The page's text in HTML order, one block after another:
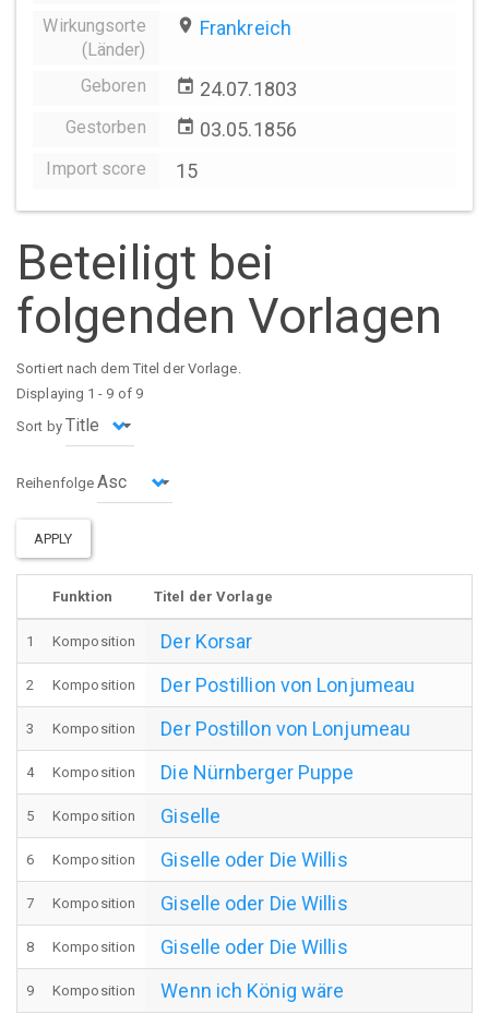
Wirkungsorte
(Länder)
place Frankreich
Geboren event 24.07.1803
Gestorben event 03.05.1856
Import score 15
Beteiligt bei
folgenden Vorlagen
Sortiert nach dem Titel der Vorlage.
Displaying 1 - 9 of 9
Sort by
Reihenfolge
APPLY
Funktion Titel der Vorlage
1 Komposition Der Korsar
2 Komposition Der Postillion von Lonjumeau
3 Komposition Der Postillon von Lonjumeau
4 Komposition Die Nürnberger Puppe
5 Komposition Giselle
6 Komposition Giselle oder Die Willis
7 Komposition Giselle oder Die Willis
8 Komposition Giselle oder Die Willis
9 Komposition Wenn ich König wäre